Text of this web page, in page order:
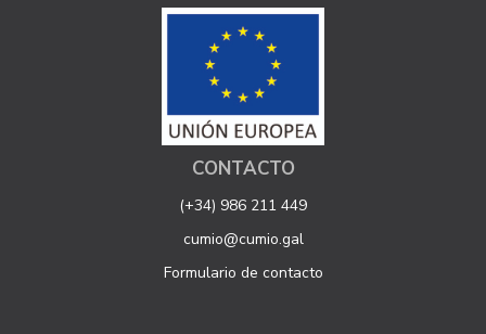
CONTACTO
(+34) 986 211 449
cumio@cumio.gal
Formulario de contacto